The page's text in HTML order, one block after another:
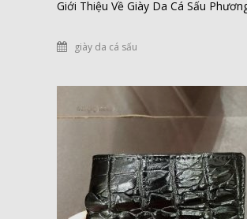
Giới Thiệu Về Giày Da Cá Sấu
giày da cá sấu